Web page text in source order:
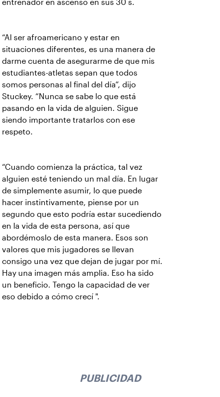
entrenador en ascenso en sus 30 s.
“Al ser afroamericano y estar en
situaciones diferentes, es una manera de
darme cuenta de asegurarme de que mis
estudiantes-atletas sepan que todos
somos personas al final del día”, dijo
Stuckey. “Nunca se sabe lo que está
pasando en la vida de alguien. Sigue
siendo importante tratarlos con ese
respeto.
“Cuando comienza la práctica, tal vez
alguien esté teniendo un mal día. En lugar
de simplemente asumir, lo que puede
hacer instintivamente, piense por un
segundo que esto podría estar sucediendo
en la vida de esta persona, así que
abordémoslo de esta manera. Esos son
valores que mis jugadores se llevan
consigo una vez que dejan de jugar por mí.
Hay una imagen más amplia. Eso ha sido
un beneficio. Tengo la capacidad de ver
eso debido a cómo crecí ".
PUBLICIDAD